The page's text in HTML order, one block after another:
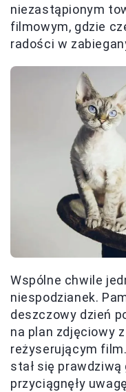
niezastąpionym
filmowym, gdzie
radości w
Wspólne chwile
niespodzianek.
deszczowy dzień
na plan zdjęciowy
reżyserującym
stał się
przyciągnęły